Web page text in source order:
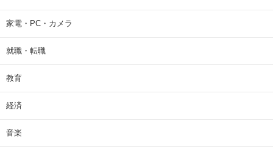
家電・PC・カメラ
就職・転職
教育
経済
音楽